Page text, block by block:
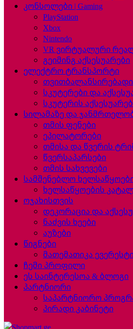
კონსოლები | Gaming
PlayStation
Xbox
Nintendo
VR ვირტუალური
გეიმინგ აქსესუარები
ელექტრო ტრანსპორტი
სკუტერები და
სკუტერის
სილამაზე და
თმის ფენები
ეპილატორები
თმისა და წვერის
წვერსაპარსები
თმის სახვევები
სამშენებლო
ხელსაწყოების
ოჯახისთვის
დეკორაცია და
ნაძვის ხეები
აუზები
წიგნები
მათემათიკა
ჩემი პროფილი
ეს საინტერესოა & ბლოგი
პარტნიორი
საპარტნიორო
პირადი კაბინეტი